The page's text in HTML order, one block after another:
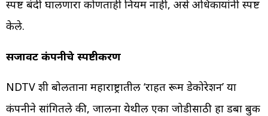
स्पष्ट बंदी घालणारा कोणताही नियम नाही, असे अधिकाऱ्यांनी स्पष्ट
केले.
सजावट कंपनीचे स्पष्टीकरण
NDTV शी बोलताना महाराष्ट्रातील ‘राहत रूम डेकोरेशन’ या
कंपनीने सांगितले की, जालना येथील एका जोडीसाठी हा डबा बुक